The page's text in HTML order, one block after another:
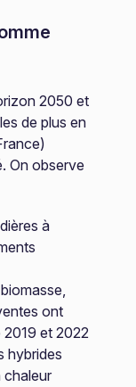
2050 et
de plus en
On observe
à
ont
2019 et 2022
hybrides
chaleur